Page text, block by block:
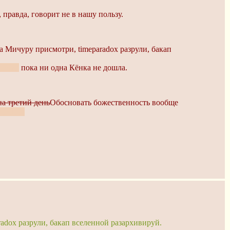
говорит не в нашу пользу.
Мичуру присмотри, timeparadox разрули, бакап
пока ни одна Кёнка не дошла.
третий деньОбосновать божественность вообще
разрули, бакап вселенной разархивируй.